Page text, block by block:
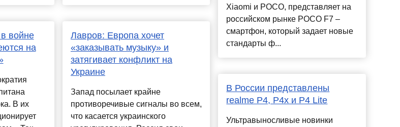
войне
на
В их
Лавров: Европа хочет
«заказывать музыку» и
затягивает конфликт на
Украине
Запад посылает крайне
противоречивые сигналы во всем,
что касается украинского
Xiaomi и POCO, представляет на
российском рынке POCO F7 –
смартфон, который задает новые
стандарты ф...
В России представлены
realme P4, P4x и P4 Lite
Ультравыносливые новинки